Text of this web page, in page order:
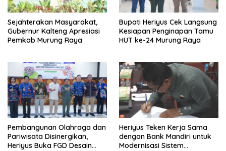
Sejahterakan Masyarakat,
Gubernur Kalteng Apresiasi
Pemkab Murung Raya
Bupati Heriyus Cek Langsung
Kesiapan Penginapan Tamu
HUT ke-24 Murung Raya
Pembangunan Olahraga dan
Pariwisata Disinergikan,
Heriyus Buka FGD Desain
Heriyus Teken Kerja Sama
dengan Bank Mandiri untuk
Modernisasi Sistem